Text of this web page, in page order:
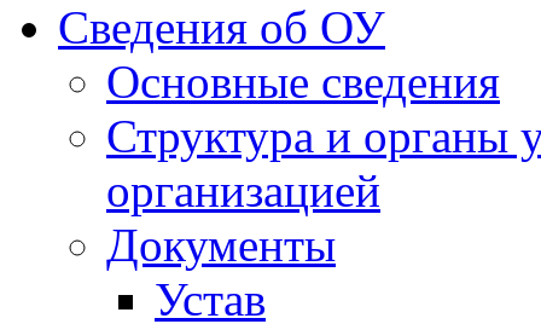
Сведения об ОУ
Основные сведения
Структура и органы
организацией
Документы
Устав